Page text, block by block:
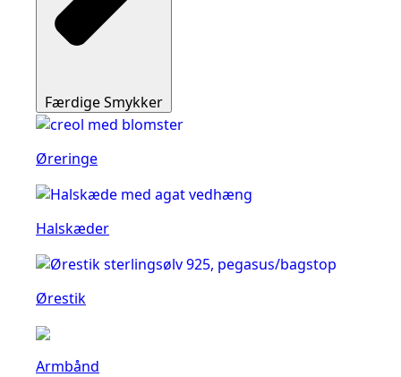
Færdige Smykker
Øreringe
Halskæder
Ørestik
Armbånd